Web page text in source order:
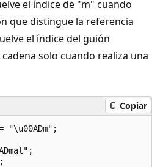
el índice de "m" cuando
que distingue la referencia
el índice del guión
solo cuando realiza una
Copiar